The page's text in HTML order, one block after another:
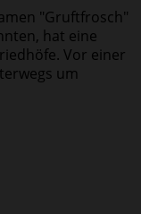
"Gruftfrosch"
hat eine
Vor einer
um